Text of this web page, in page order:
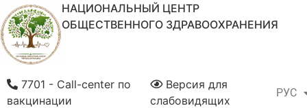
НАЦИОНАЛЬНЫЙ ЦЕНТР
ОБЩЕСТВЕННОГО ЗДРАВООХРАНЕНИЯ
РУС
ҚАЗ
Версия для
слабовидящих
7701 - Call-center по
вакцинации